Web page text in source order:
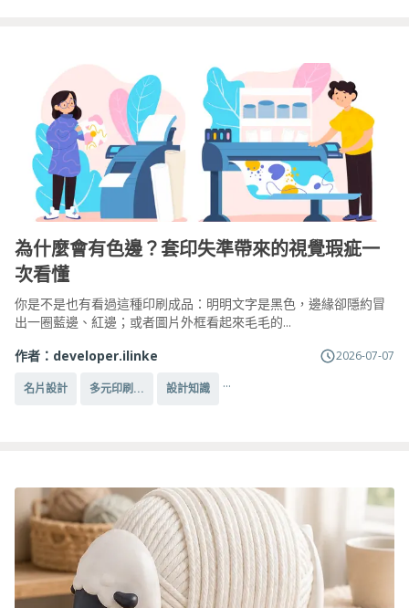
為什麼會有色邊？套印失準帶來的視覺瑕疵一
次看懂
你是不是也有看過這種印刷成品：明明文字是黑色，邊緣卻隱約冒
出一圈藍邊、紅邊；或者圖片外框看起來毛毛的...
作者： developer.ilinke 2026-07-07
名片設計 多元印刷... 設計知識 ...